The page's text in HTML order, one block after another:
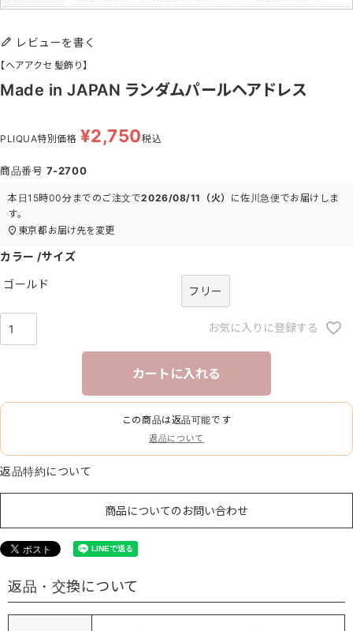
レビューを書く
【ヘアアクセ 髪飾り】
Made in JAPAN ランダムパールヘアドレス
PLIQUA特別価格 ¥2,750税込
商品番号 7-2700
本日15時00分 までのご注文で2026/08/11（火） に佐川急便でお届けしま
す。
東京都 お届け先を変更
カラー サイズ
ゴールド
フリー
お気に入りに登録する
カートに入れる
この商品は返品可能です
返品について
返品特約について
商品についてのお問い合わせ
返品・交換について